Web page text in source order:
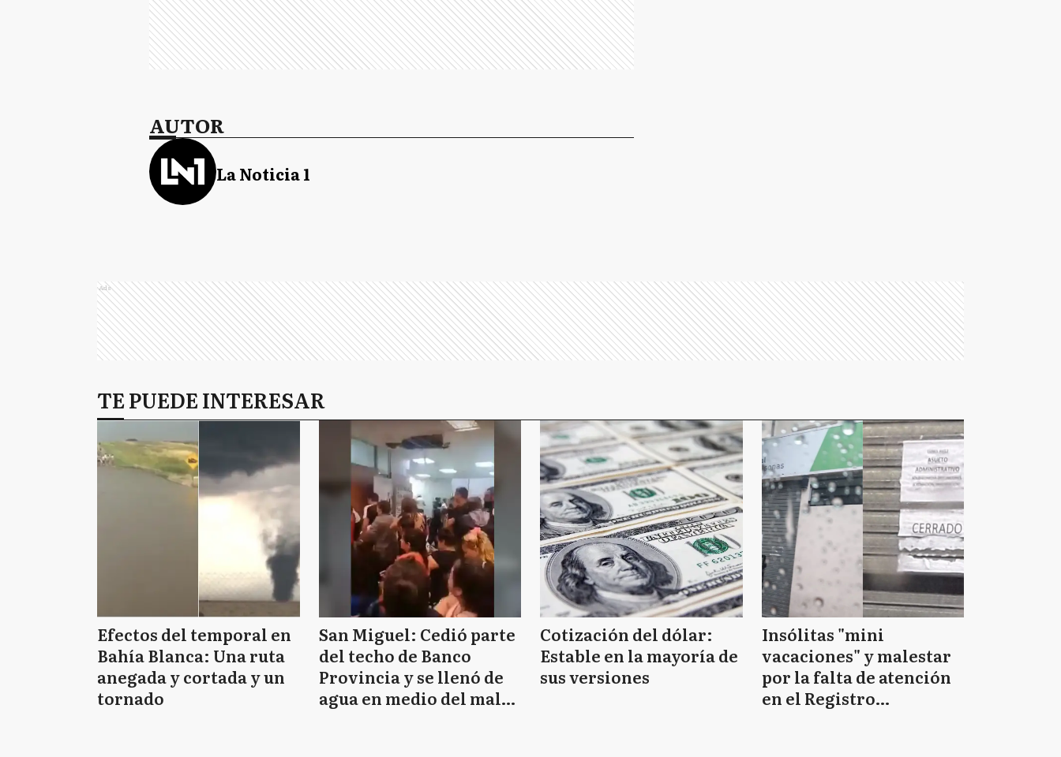
AUTOR
La Noticia 1
Ads
TE PUEDE INTERESAR
Efectos del temporal en
Bahía Blanca: Una ruta
anegada y cortada y un
tornado
San Miguel: Cedió parte
del techo de Banco
Provincia y se llenó de
agua en medio del mal
Cotización del dólar:
Estable en la mayoría de
sus versiones
Insólitas "mini
vacaciones" y malestar
por la falta de atención
en el Registro